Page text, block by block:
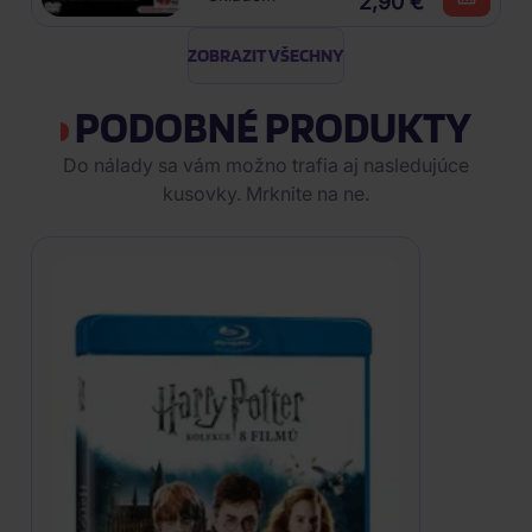
ZOBRAZIT VŠECHNY
PODOBNÉ PRODUKTY
Do nálady sa vám možno trafia aj nasledujúce
kusovky. Mrknite na ne.